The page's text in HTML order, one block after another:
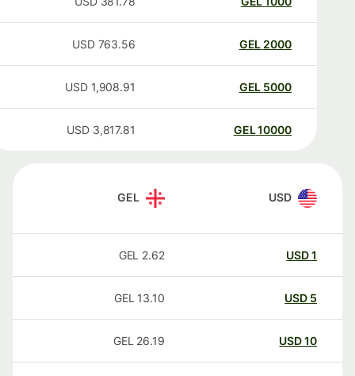
2000
GEL
763.56
USD
5000
GEL
1,908.91
USD
10000
GEL
3,817.81
USD
USD
GEL
USD
2.62
GEL
USD
13.10
GEL
USD
26.19
GEL